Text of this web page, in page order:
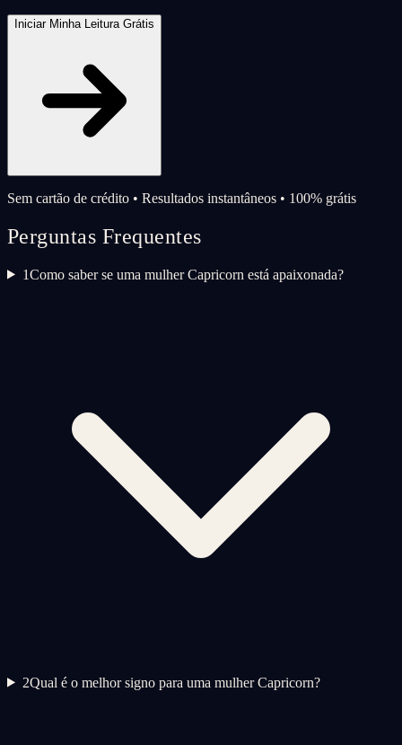
Iniciar Minha Leitura Grátis
Sem cartão de crédito • Resultados instantâneos • 100% grátis
Perguntas Frequentes
1Como saber se uma mulher Capricorn está apaixonada?
2Qual é o melhor signo para uma mulher Capricorn?